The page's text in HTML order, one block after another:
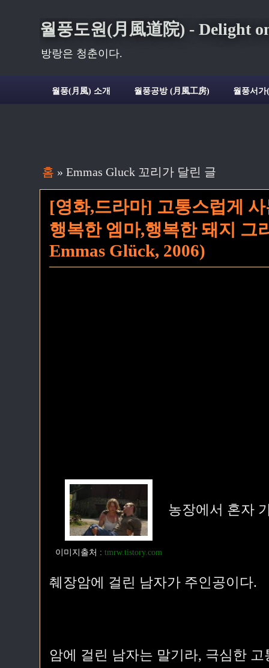
월풍도원(月風道院) - Delight
방랑은 청춘이다.
월풍(月風) 소개 월풍공방 (月風工房) 월풍서
홈 » Emmas Gluck 꼬리가 달린 글
[영화,드라마] 고통스럽게
행복한 엠마,행복한 돼지 그
Emmas Glück, 2006)
이미지출처 : tmrw.tistory.com
농장에서 혼자
췌장암에 걸린 남자가 주인공이다.
암에 걸린 남자는 말기라, 극심한